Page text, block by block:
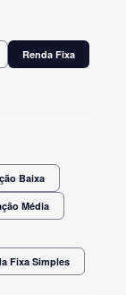
Renda Fixa
Baixa
Média
Fixa Simples